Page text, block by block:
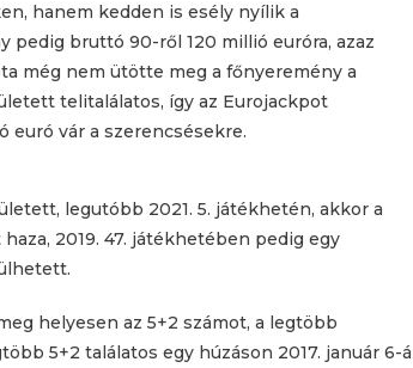
hanem kedden is esély nyílik a
pedig bruttó 90-ről 120 millió euróra, azaz
még nem ütötte meg a főnyeremény a
telitalálatos, így az Eurojackpot
euró vár a szerencsésekre.
legutóbb 2021. 5. játékhetén, akkor a
2019. 47. játékhetében pedig egy
helyesen az 5+2 számot, a legtöbb
5+2 találatos egy húzáson 2017. január 6-